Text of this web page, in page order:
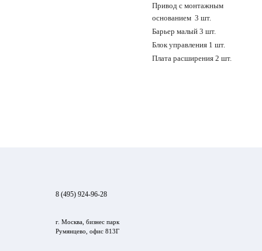
Привод с монтажным
основанием 3 шт.
Барьер малый 3 шт.
Блок управления 1 шт.
Плата расширения 2 шт.
8 (495) 924-96-28
г. Москва, бизнес парк
Румянцево, офис 813Г